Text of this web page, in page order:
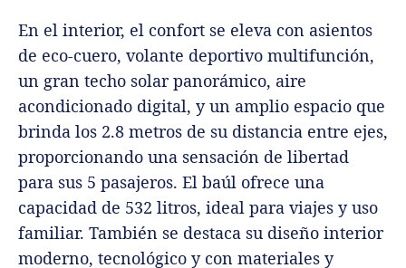
En el interior, el confort se eleva con asientos
de eco-cuero, volante deportivo multifunción,
un gran techo solar panorámico, aire
acondicionado digital, y un amplio espacio que
brinda los 2.8 metros de su distancia entre ejes,
proporcionando una sensación de libertad
para sus 5 pasajeros. El baúl ofrece una
capacidad de 532 litros, ideal para viajes y uso
familiar. También se destaca su diseño interior
moderno, tecnológico y con materiales y